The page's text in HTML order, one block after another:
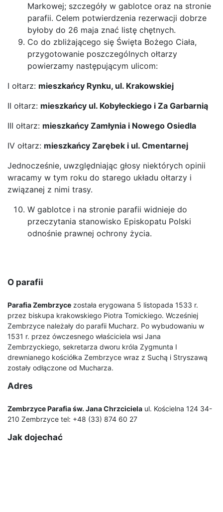
Markowej; szczegóły w gablotce oraz na stronie
parafii. Celem potwierdzenia rezerwacji dobrze
byłoby do 26 maja znać listę chętnych.
Co do zbliżającego się Święta Bożego Ciała,
przygotowanie poszczególnych ołtarzy
powierzamy następującym ulicom:
I ołtarz: mieszkańcy Rynku, ul. Krakowskiej
II ołtarz: mieszkańcy ul. Kobyłeckiego i Za Garbarnią
III ołtarz: mieszkańcy Zamłynia i Nowego Osiedla
IV ołtarz: mieszkańcy Zarębek i ul. Cmentarnej
Jednocześnie, uwzględniając głosy niektórych opinii
wracamy w tym roku do starego układu ołtarzy i
związanej z nimi trasy.
W gablotce i na stronie parafii widnieje do
przeczytania stanowisko Episkopatu Polski
odnośnie prawnej ochrony życia.
O parafii
Parafia Zembrzyce została erygowana 5 listopada 1533 r.
przez biskupa krakowskiego Piotra Tomickiego. Wcześniej
Zembrzyce należały do parafii Mucharz. Po wybudowaniu w
1531 r. przez ówczesnego właściciela wsi Jana
Zembrzyckiego, sekretarza dworu króla Zygmunta I
drewnianego kościółka Zembrzyce wraz z Suchą i Stryszawą
zostały odłączone od Mucharza.
Adres
Zembrzyce Parafia św. Jana Chrzciciela ul. Kościelna 124 34-
210 Zembrzyce tel: +48 (33) 874 60 27
Jak dojechać